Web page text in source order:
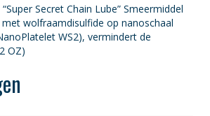
Secret Chain Lube” Smeermiddel
wolfraamdisulfide op nanoschaal
WS2), vermindert de
OZ)